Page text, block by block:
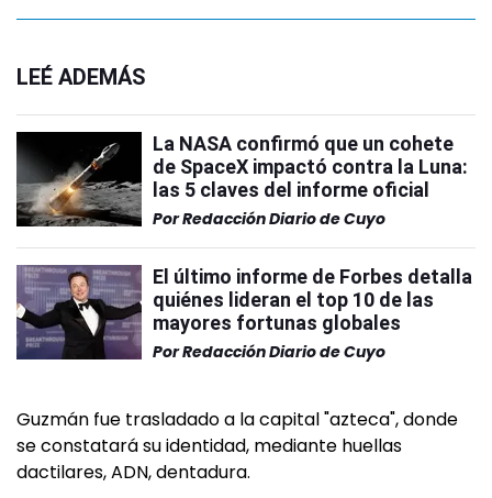
LEÉ ADEMÁS
La NASA confirmó que un cohete
de SpaceX impactó contra la Luna:
las 5 claves del informe oficial
PorRedacción Diario de Cuyo
El último informe de Forbes detalla
quiénes lideran el top 10 de las
mayores fortunas globales
PorRedacción Diario de Cuyo
Guzmán fue trasladado a la capital "azteca", donde
se constatará su identidad, mediante huellas
dactilares, ADN, dentadura.